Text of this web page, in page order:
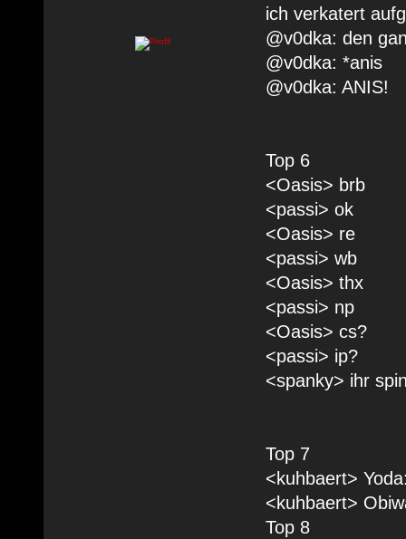
ich verkatert
@v0dka: den
@v0dka: *anis
@v0dka: ANIS!
Top 6
<Oasis> brb
<passi> ok
<Oasis> re
<passi> wb
<Oasis> thx
<passi> np
<Oasis> cs?
<passi> ip?
<spanky> ihr
Top 7
<kuhbaert>
<kuhbaert>
Top 8